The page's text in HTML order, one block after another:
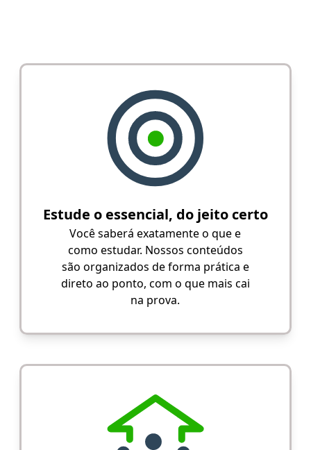
Estude o essencial, do jeito certo
Você saberá exatamente o que e
como estudar. Nossos conteúdos
são organizados de forma prática e
direto ao ponto, com o que mais cai
na prova.